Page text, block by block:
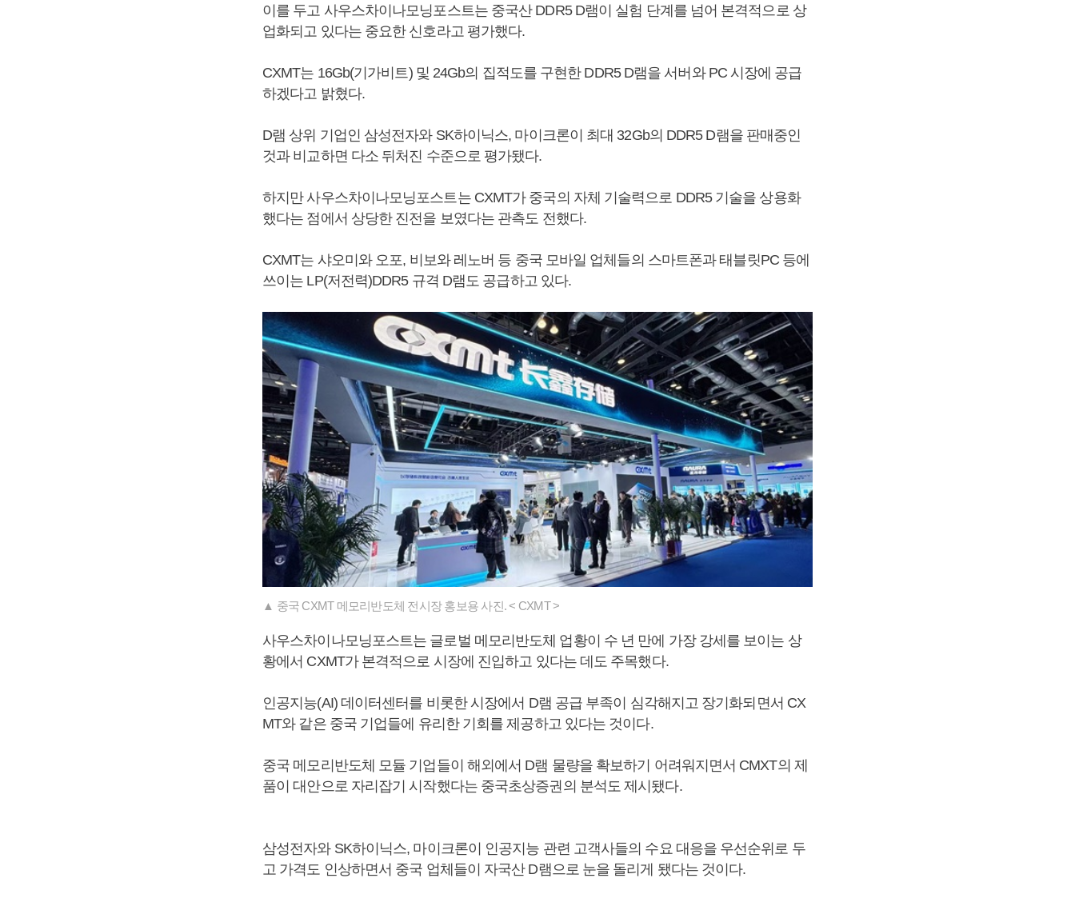
이를 두고 사우스차이나모닝포스트는 중국산 DDR5 D램이 실험 단계를 넘어 본격적으로 상
업화되고 있다는 중요한 신호라고 평가했다.
CXMT는 16Gb(기가비트) 및 24Gb의 집적도를 구현한 DDR5 D램을 서버와 PC 시장에 공급
하겠다고 밝혔다.
D램 상위 기업인 삼성전자와 SK하이닉스, 마이크론이 최대 32Gb의 DDR5 D램을 판매중인
것과 비교하면 다소 뒤처진 수준으로 평가됐다.
하지만 사우스차이나모닝포스트는 CXMT가 중국의 자체 기술력으로 DDR5 기술을 상용화
했다는 점에서 상당한 진전을 보였다는 관측도 전했다.
CXMT는 샤오미와 오포, 비보와 레노버 등 중국 모바일 업체들의 스마트폰과 태블릿PC 등에
쓰이는 LP(저전력)DDR5 규격 D램도 공급하고 있다.
▲ 중국 CXMT 메모리반도체 전시장 홍보용 사진. < CXMT >
사우스차이나모닝포스트는 글로벌 메모리반도체 업황이 수 년 만에 가장 강세를 보이는 상
황에서 CXMT가 본격적으로 시장에 진입하고 있다는 데도 주목했다.
인공지능(AI) 데이터센터를 비롯한 시장에서 D램 공급 부족이 심각해지고 장기화되면서 CX
MT와 같은 중국 기업들에 유리한 기회를 제공하고 있다는 것이다.
중국 메모리반도체 모듈 기업들이 해외에서 D램 물량을 확보하기 어려워지면서 CMXT의 제
품이 대안으로 자리잡기 시작했다는 중국초상증권의 분석도 제시됐다.
삼성전자와 SK하이닉스, 마이크론이 인공지능 관련 고객사들의 수요 대응을 우선순위로 두
고 가격도 인상하면서 중국 업체들이 자국산 D램으로 눈을 돌리게 됐다는 것이다.